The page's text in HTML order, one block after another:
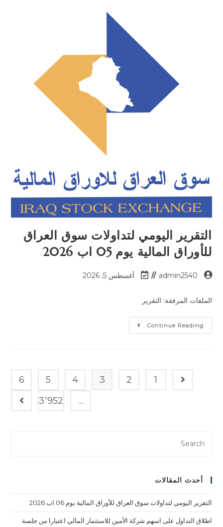
التقرير اليومي لتداولات سوق العراق
للأوراق المالية يوم 05 اب 2026
admin2540 أغسطس 5, 2026
الملفات المرفقة: التقرير
Continue Reading
1
2
3
4
5
6
…
3٬952
أحدث المقالات
التقرير اليومي لتداولات سوق العراق للأوراق المالية يوم 06 اب 2026
اطلاق التداول على اسهم شركة الأمين للاستثمار المالي اعتبارا من جلسة